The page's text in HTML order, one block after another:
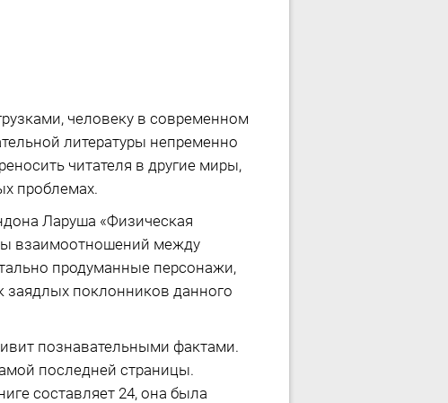
человеку в современном
литературы непременно
читателя в другие миры,
проблемах.
Ларуша «Физическая
взаимоотношений между
продуманные персонажи,
заядлых поклонников данного
познавательными фактами.
последней страницы.
составляет 24, она была